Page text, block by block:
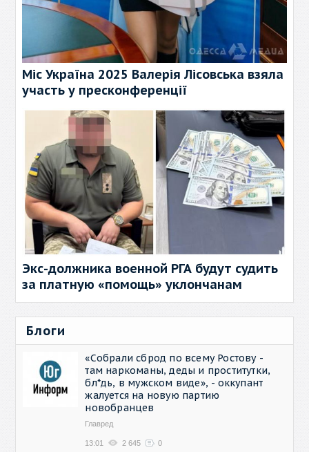
Міс Україна 2025 Валерія Лісовська взяла
участь у пресконференції
Экс-должника военной РГА будут судить
за платную «помощь» уклончанам
Блоги
«Собрали сброд по всему Ростову -
там наркоманы, деды и проститутки,
бл*дь, в мужском виде», - оккупант
жалуется на новую партию
новобранцев
Главред
13:01 2 645 0